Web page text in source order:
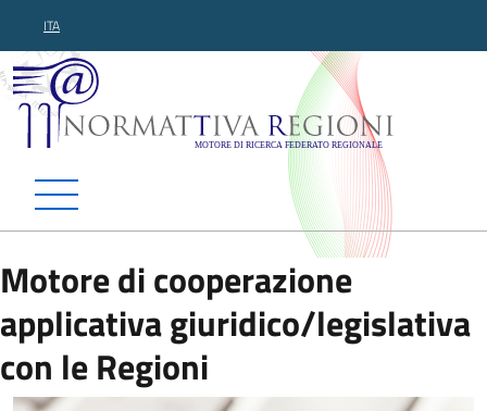
ITA
Normattiva Regioni -
Motore di cooperazione
applicativa giuridico/legislativa
con le Regioni